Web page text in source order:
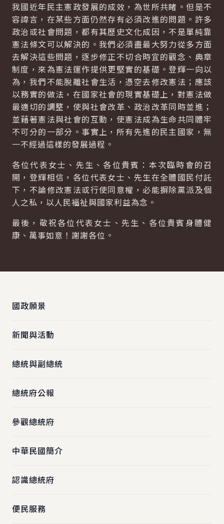
我國近年民主憲政發展的成效，為世所共睹。但是不
容諱言，在某些方面仍然存有必須改進的問題。許多
政治或社會問題，都有其歷史文化成因，不是單純靠
憲法條文可以解決的。我們必須盡最大努力從多方面
去解決這些問題，逐步修正不切合時宜的觀念、典章
制度，來為憲法運作提供更堅實的基礎。登輝一向以
為，我們不能脫離社會生活，憑空去修改憲法；應該
以務實的做法，在國家社會的現實基礎上，對憲法做
最適切的調整，使與社會改革、政治改革同時並進；
並藉著憲法與社會的互動，使憲法成為生命共同體牢
不可分的一部分。事實上，所有先進的民主國家，無
一不經過這樣的發展過程。
各位代表女士、先生、各位貴賓：本次臨時會的召
開，登輝相信，各位代表女士、先生在全體國民付託
下，不論修改憲法或行使同意權，必能摒除黨派及個
人之私，以人民福祉與國家利益為念。
最後，敬祝各位代表女士、先生、各位貴賓身體健
康、萬事如意！謝謝各位。
國政願景
新聞與活動
總統與副總統
總統府公報
參觀總統府
中華民國簡介
認識總統府
便民服務